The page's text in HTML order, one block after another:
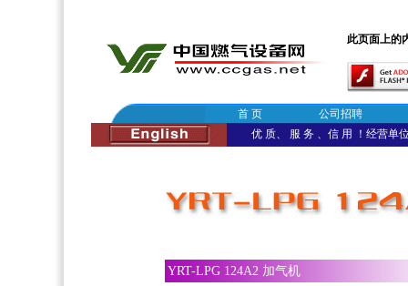
此页面上的
首 页
公司招聘
优 质、 服 务 、信 用 ！经营单
YRT-LPG 124A2 加气机